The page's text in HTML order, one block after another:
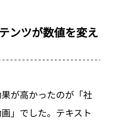
ンツが数値を変え
が高かったのが「社
」でした。テキスト